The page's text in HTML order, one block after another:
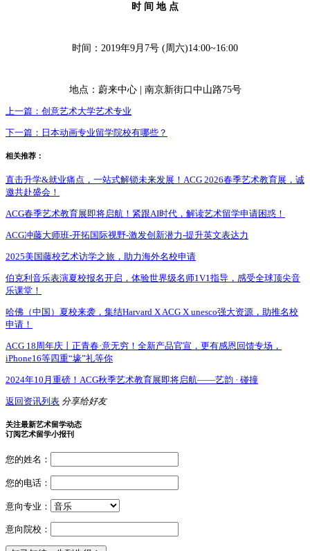
时 间 地 点
时间：2019年9月7号 (周六)14:00~16:00
地点：蔚来中心 | 南京新街口中山路75号
上一篇： 创意艺术大学艺术专业
下一篇： 日本动画专业留学院校有哪些？
相关推荐：
直击升学&就业痛点，一站式解锁未来发展！ACG 2026春季艺术教育展，诚
邀共赴盛会！
ACG春季艺术教育展即将启航！紧跟AI时代，解读艺术留学申请困惑！
ACG冲藤大师班-开拓国际视野-激发创新潜力-提升英文表达力
2025美国藤校艺术访学之旅，助力海外名校申请
伯克利音乐表演夏校报名开启，体验世界级名师1V1指导，感受全球顶尖音
乐课堂！
哈佛（中国）夏校来袭，集结Harvard X ACG X unesco强大资源，助推名校
申请！
ACG 18周年庆丨正青春·意无穷！全新产品官宣，更有感恩回馈专场，
iPhone16等四重“壕”礼等你
2024年10月重磅！ACG秋季艺术教育展即将启航——艺韵 · 碰撞
返回资讯列表 分享给好友
关注最新艺术留学动态
订阅艺术留学小报刊
您的姓名：
您的电话：
意向专业：
意向院校：